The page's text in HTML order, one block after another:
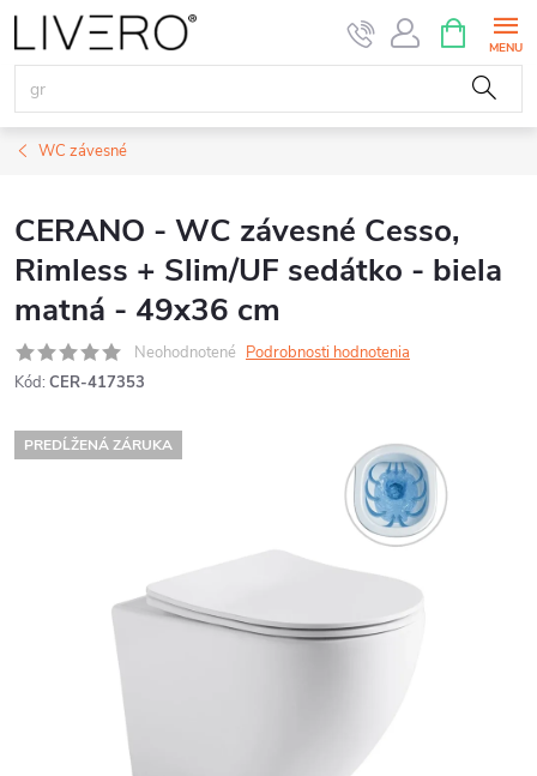
Prejsť
na
obsah
KOŠÍK
WC závesné
CERANO - WC závesné Cesso,
Rimless + Slim/UF sedátko - biela
matná - 49x36 cm
Neohodnotené Podrobnosti hodnotenia
Kód: CER-417353
PREDĹŽENÁ ZÁRUKA